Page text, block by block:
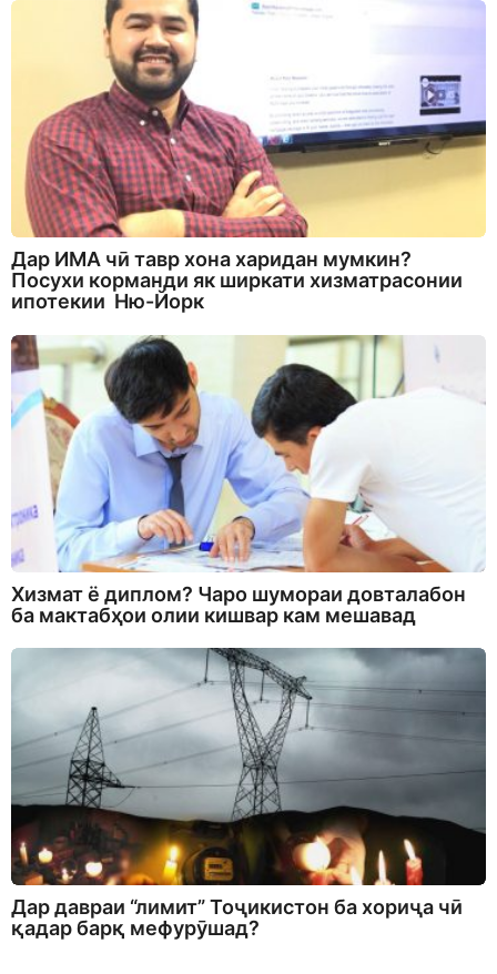
Дар ИМА чӣ тавр хона харидан мумкин?
Посухи корманди як ширкати хизматрасонии
ипотекии Ню-Йорк
Хизмат ё диплом? Чаро шумораи довталабон
ба мактабҳои олии кишвар кам мешавад
Дар давраи “лимит” Тоҷикистон ба хориҷа чӣ
қадар барқ мефурӯшад?